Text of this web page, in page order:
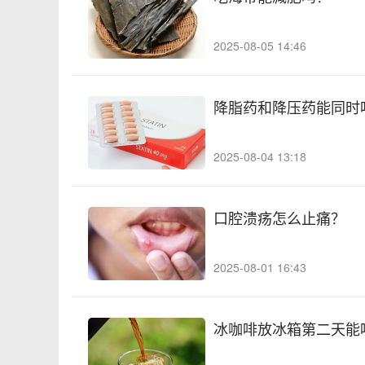
2025-08-05 14:46
降脂药和降压药能同时
2025-08-04 13:18
口腔溃疡怎么止痛？
2025-08-01 16:43
冰咖啡放冰箱第二天能